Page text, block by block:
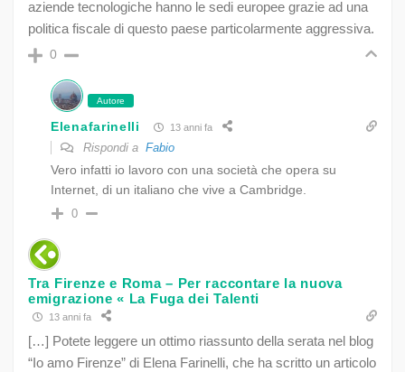
aziende tecnologiche hanno le sedi europee grazie ad una
politica fiscale di questo paese particolarmente aggressiva.
0
Autore
Elenafarinelli 13 anni fa
Rispondi a Fabio
Vero infatti io lavoro con una società che opera su
Internet, di un italiano che vive a Cambridge.
0
Tra Firenze e Roma – Per raccontare la nuova
emigrazione « La Fuga dei Talenti
13 anni fa
[…] Potete leggere un ottimo riassunto della serata nel blog
“Io amo Firenze” di Elena Farinelli, che ha scritto un articolo